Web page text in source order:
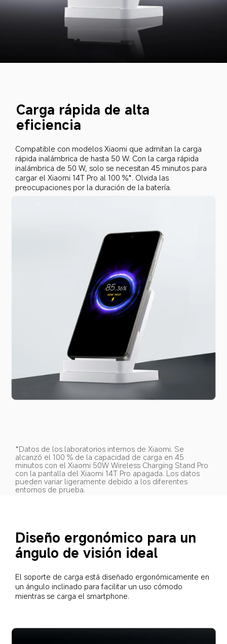
Carga rápida de alta
eficiencia
Compatible con modelos Xiaomi que admitan la carga
rápida inalámbrica de hasta 50 W. Con la carga rápida
inalámbrica de 50 W, solo se necesitan 45 minutos para
cargar el Xiaomi 14T Pro al 100 %*. Olvida las
preocupaciones por la duración de la batería.
*Datos de los laboratorios internos de Xiaomi. Se
alcanzó el 100 % de la capacidad de carga en 45
minutos con el Xiaomi 50W Wireless Charging Stand Pro
con la pantalla del Xiaomi 14T Pro apagada. Los datos
pueden variar ligeramente debido a los diferentes
entornos de prueba.
Diseño ergonómico para un
ángulo de visión ideal
El soporte de carga está diseñado ergonómicamente en
un ángulo inclinado para facilitar un uso cómodo
mientras se carga el smartphone.